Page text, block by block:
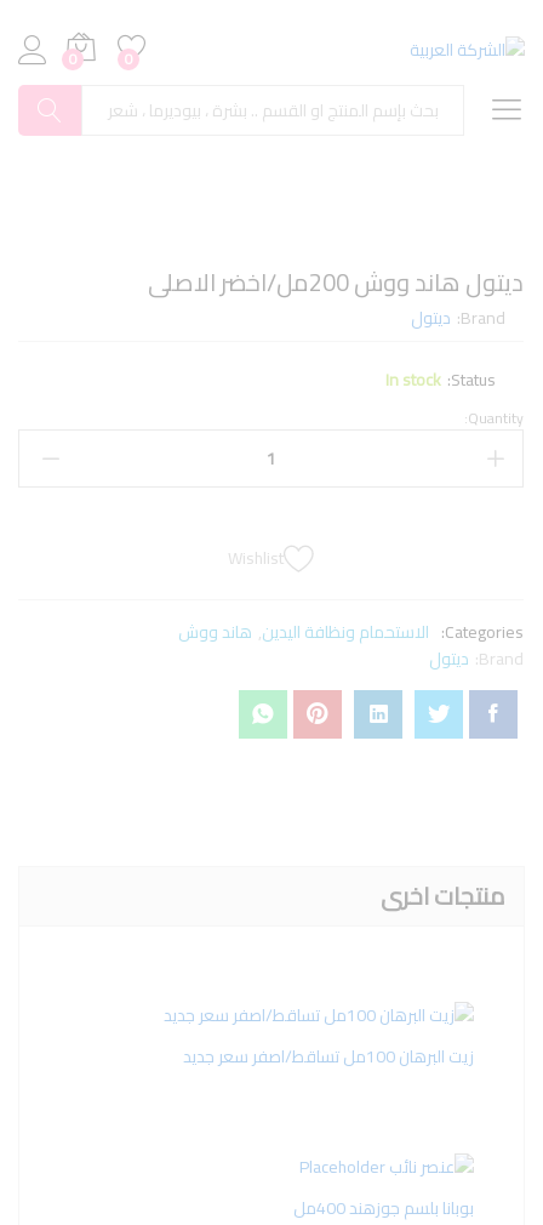
0
0
ديتول هاند ووش 200مل/اخضر الاصلى
Brand: ديتول
Status:
In stock
Quantity:
Wishlist
Categories: الاستحمام ونظافة اليدين, هاند ووش
Brand: ديتول
منتجات اخرى
زيت البرهان 100مل تساقط/اصفر سعر جديد
بوبانا بلسم جوزهند 400مل